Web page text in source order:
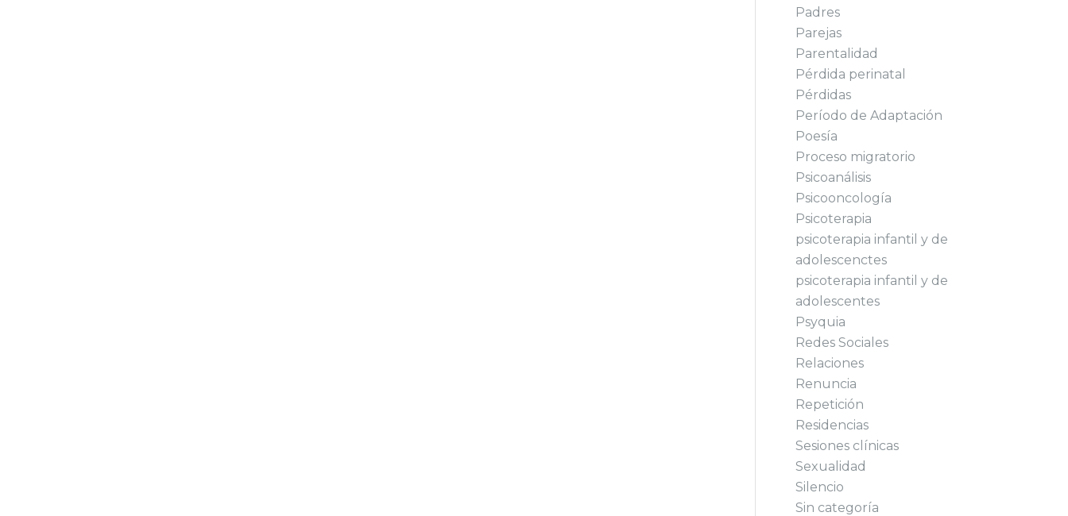
Padres
Parejas
Parentalidad
Pérdida perinatal
Pérdidas
Período de Adaptación
Poesía
Proceso migratorio
Psicoanálisis
Psicooncología
Psicoterapia
psicoterapia infantil y de
adolescenctes
psicoterapia infantil y de
adolescentes
Psyquia
Redes Sociales
Relaciones
Renuncia
Repetición
Residencias
Sesiones clínicas
Sexualidad
Silencio
Sin categoría